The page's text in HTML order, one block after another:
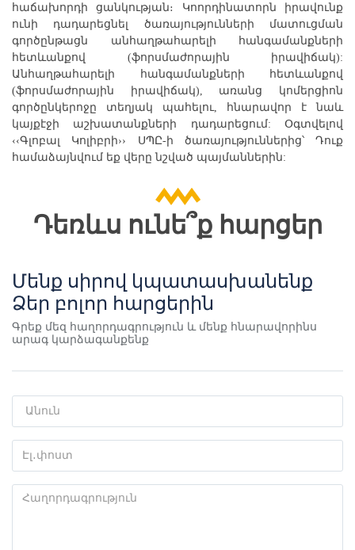
հաճախորդի ցանկության։ Կոորդինատորն իրավունք
ունի դադարեցնել ծառայությունների մատուցման
գործընթացն անհաղթահարելի հանգամանքների
հետևանքով (ֆորսմաժորային իրավիճակ):
Անհաղթահարելի հանգամանքների հետևանքով
(ֆորսմաժորային իրավիճակ), առանց կոմերցիոն
գործընկերոջը տեղյակ պահելու, հնարավոր է նաև
կայքէջի աշխատանքների դադարեցում: Օգտվելով
‹‹Գլոբալ Կոլիբրի›› ՍՊԸ-ի ծառայություններից՝ Դուք
համաձայնվում եք վերը նշված պայմաններին:
Դեռևս ունե՞ք հարցեր
Մենք սիրով կպատասխանենք
Ձեր բոլոր հարցերին
Գրեք մեզ հաղորդագրություն և մենք հնարավորինս
արագ կարձագանքենք